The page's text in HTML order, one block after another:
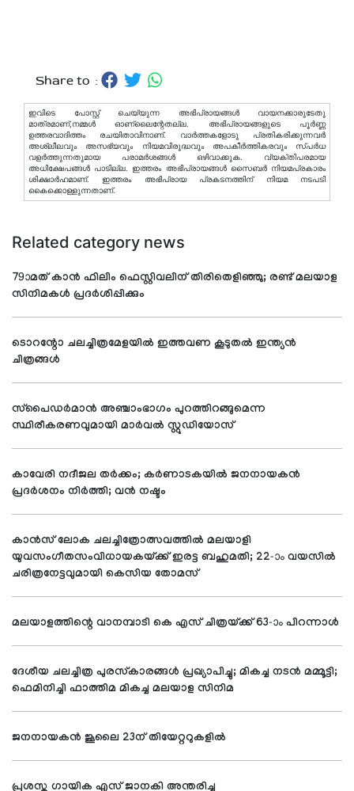
Share to :
ഇവിടെ പോസ്റ്റ് ചെയ്യുന്ന അഭിപ്രായങ്ങള്‍ വായനക്കാരുടേതു
മാത്രമാണ്,നമ്മൾ ഓണ്ലൈന്റേതല്ല. അഭിപ്രായങ്ങളുടെ പൂർണ്ണ
ഉത്തരവാദിത്തം രചയിതാവിനാണ്. വാര്‍ത്തകളോടു പ്രതികരിക്കുന്നവര്‍
അശ്ലീലവും അസഭ്യവും നിയമവിരുദ്ധവും അപകീര്‍ത്തികരവും സ്പര്‍ധ
വളര്‍ത്തുന്നതുമായ പരാമര്‍ശങ്ങള്‍ ഒഴിവാക്കുക. വ്യക്തിപരമായ
അധിക്ഷേപങ്ങള്‍ പാടില്ല. ഇത്തരം അഭിപ്രായങ്ങള്‍ സൈബര്‍ നിയമപ്രകാരം
ശിക്ഷാര്‍ഹമാണ്. ഇത്തരം അഭിപ്രായ പ്രകടനത്തിന് നിയമ നടപടി
കൈക്കൊള്ളുന്നതാണ്.
Related category news
79ാമത് കാന്‍ ഫിലിം ഫെസ്റ്റിവലിന് തിരിതെളിഞ്ഞു; രണ്ട് മലയാള
സിനിമകള്‍ പ്രദര്‍ശിപ്പിക്കും
ടൊറന്റോ ചലച്ചിത്രമേളയില്‍ ഇത്തവണ കൂടുതല്‍ ഇന്ത്യന്‍
ചിത്രങ്ങള്‍
സ്‌പൈഡര്‍മാന്‍ അഞ്ചാംഭാഗം പുറത്തിറങ്ങുമെന്ന
സ്ഥിരീകരണവുമായി മാര്‍വല്‍ സ്റ്റുഡിയോസ്
കാവേരി നദീജല തര്‍ക്കം; കര്‍ണാടകയില്‍ ജനനായകന്‍
പ്രദര്‍ശനം നിര്‍ത്തി; വന്‍ നഷ്ടം
കാന്‍സ് ലോക ചലച്ചിത്രോത്സവത്തില്‍ മലയാളി
യുവസംഗീതസംവിധായകയ്ക്ക് ഇരട്ട ബഹുമതി; 22-ാം വയസില്‍
ചരിത്രനേട്ടവുമായി കെസിയ തോമസ്
മലയാളത്തിന്റെ വാനമ്പാടി കെ എസ് ചിത്രയ്ക്ക് 63-ാം പിറന്നാള്‍
ദേശീയ ചലച്ചിത്ര പുരസ്‌കാരങ്ങള്‍ പ്രഖ്യാപിച്ചു; മികച്ച നടന്‍ മമ്മൂട്ടി;
ഫെമിനിച്ചി ഫാത്തിമ മികച്ച മലയാള സിനിമ
ജനനായകന്‍ ജൂലൈ 23ന് തിയേറ്ററുകളില്‍
പ്രശസ്ത ഗായിക എസ് ജാനകി അന്തരിച്ചു